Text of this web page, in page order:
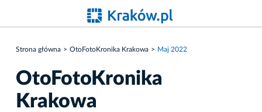
Strona główna OtoFotoKronika Krakowa Maj 2022
OtoFotoKronika
Krakowa